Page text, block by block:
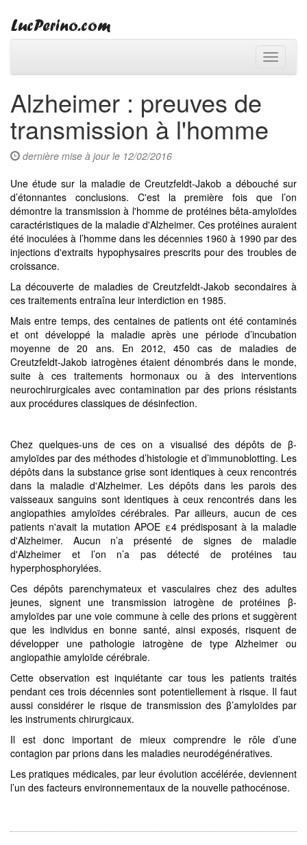
Toggle
Alzheimer : preuves de
transmission à l'homme
dernière mise à jour le 12/02/2016
Une étude sur la maladie de Creutzfeldt-Jakob a débouché sur
d’étonnantes conclusions. C'est la première fois que l’on
démontre la transmission à l'homme de protéines bêta-amyloïdes
caractéristiques de la maladie d'Alzheimer. Ces protéines auraient
été inoculées à l’homme dans les décennies 1960 à 1990 par des
injections d'extraits hypophysaires prescrits pour des troubles de
croissance.
La découverte de maladies de Creutzfeldt-Jakob secondaires à
ces traitements entraîna leur interdiction en 1985.
Mais entre temps, des centaines de patients ont été contaminés
et ont développé la maladie après une période d’incubation
moyenne de 20 ans. En 2012, 450 cas de maladies de
Creutzfeldt-Jakob iatrogènes étaient dénombrés dans le monde,
suite à ces traitements hormonaux ou à des interventions
neurochirurgicales avec contamination par des prions résistants
aux procédures classiques de désinfection.
Chez quelques-uns de ces on a visualisé des dépôts de β-
amyloïdes par des méthodes d’histologie et d’immunoblotting. Les
dépôts dans la substance grise sont identiques à ceux rencontrés
dans la maladie d'Alzheimer. Les dépôts dans les parois des
vaisseaux sanguins sont identiques à ceux rencontrés dans les
angiopathies amyloïdes cérébrales. Par ailleurs, aucun de ces
patients n'avait la mutation APOE ε4 prédisposant à la maladie
d'Alzheimer. Aucun n’a présenté de signes de maladie
d'Alzheimer et l’on n’a pas détecté de protéines tau
hyperphosphorylées.
Ces dépôts parenchymateux et vasculaires chez des adultes
jeunes, signent une transmission iatrogène de protéines β-
amyloïdes par une voie commune à celle des prions et suggèrent
que les individus en bonne santé, ainsi exposés, risquent de
développer une pathologie iatrogène de type Alzheimer ou
angiopathie amyloïde cérébrale.
Cette observation est inquiétante car tous les patients traités
pendant ces trois décennies sont potentiellement à risque. Il faut
aussi considérer le risque de transmission des β’amyloïdes par
les instruments chirurgicaux.
Il est donc important de mieux comprendre le rôle d’une
contagion par prions dans les maladies neurodégénératives.
Les pratiques médicales, par leur évolution accélérée, deviennent
l’un des facteurs environnementaux de la nouvelle pathocénose.